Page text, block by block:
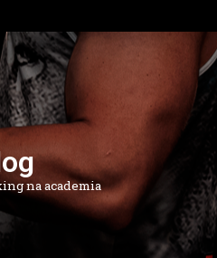
na academia